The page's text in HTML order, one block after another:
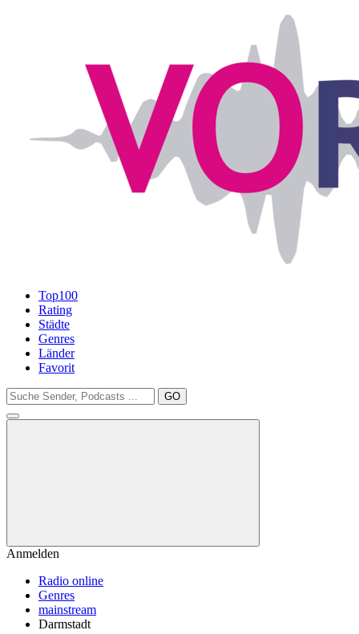
Top100
Rating
Städte
Genres
Länder
Favorit
GO
Anmelden
Radio online
Genres
mainstream
Darmstadt